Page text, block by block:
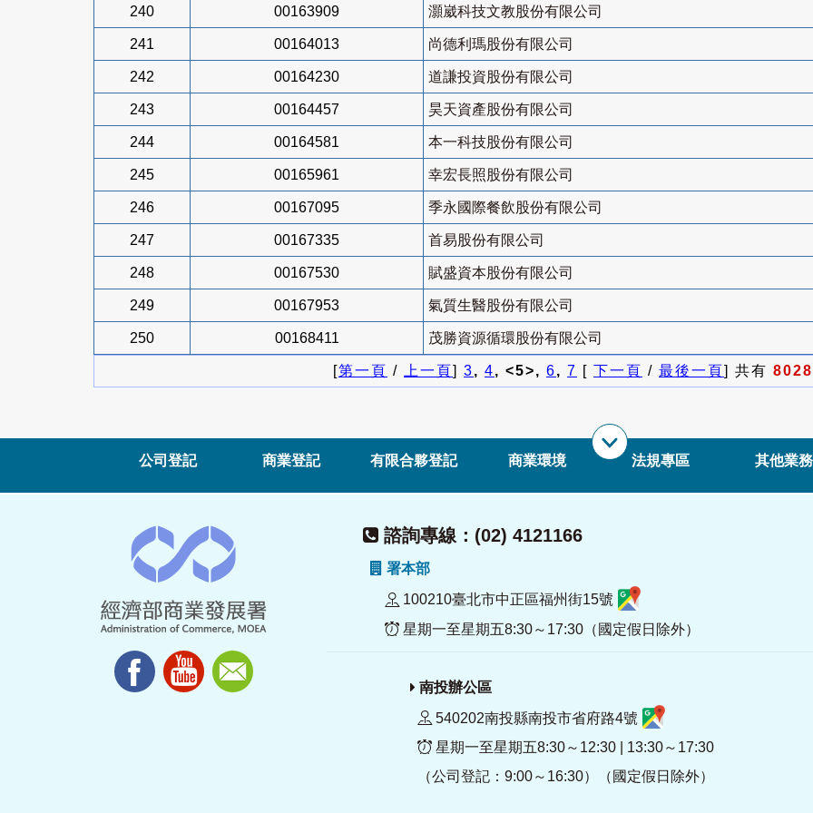
240 00163909 灝崴科技文教股份有限公司
241 00164013 尚德利瑪股份有限公司
242 00164230 道謙投資股份有限公司
243 00164457 昊天資產股份有限公司
244 00164581 本一科技股份有限公司
245 00165961 幸宏長照股份有限公司
246 00167095 季永國際餐飲股份有限公司
247 00167335 首易股份有限公司
248 00167530 賦盛資本股份有限公司
249 00167953 氣質生醫股份有限公司
250 00168411 茂勝資源循環股份有限公司
[第一頁 / 上一頁] 3, 4, <5>, 6, 7 [ 下一頁 / 最後一頁] 共有 8028
公司登記 商業登記 有限合夥登記 商業環境 法規專區 其他業務
諮詢專線：(02) 4121166
署本部
100210臺北市中正區福州街15號
星期一至星期五8:30～17:30（國定假日除外）
南投辦公區
540202南投縣南投市省府路4號
星期一至星期五8:30～12:30 | 13:30～17:30
（公司登記：9:00～16:30）（國定假日除外）